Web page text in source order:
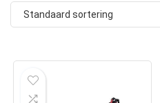
Standaard sortering